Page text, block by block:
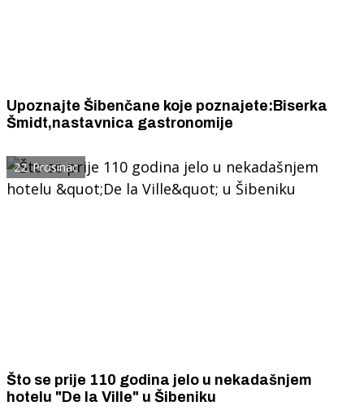
Upoznajte Šibenčane koje poznajete:Biserka
Šmidt,nastavnica gastronomije
22. Prosinac
Što se prije 110 godina jelo u nekadašnjem
hotelu "De la Ville" u Šibeniku